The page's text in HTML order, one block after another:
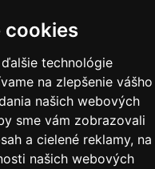
cookies
technológie
na zlepšenie vášho
našich webových
sme vám zobrazovali
a cielené reklamy, na
našich webových
kamnamenu.sk
NÁS
SA DO ZÁKAZNÍCKEJ ZÓNY